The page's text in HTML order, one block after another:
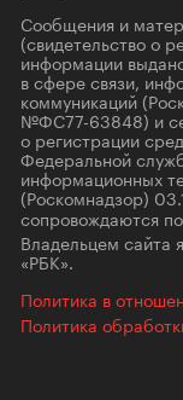
Сообщения и
(свидетельство о
информации
в сфере связи,
коммуникаций
№ФС77-63848) и
о регистрации
Федеральной
информационных
(Роскомнадзор)
сопровождаются
Владельцем сайта
«РБК».
Политика в
Политика